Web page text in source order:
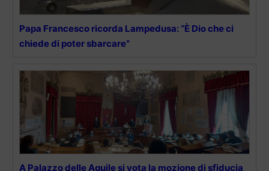
Papa Francesco ricorda Lampedusa: “È Dio che ci
chiede di poter sbarcare”
A Palazzo delle Aquile si vota la mozione di sfiducia